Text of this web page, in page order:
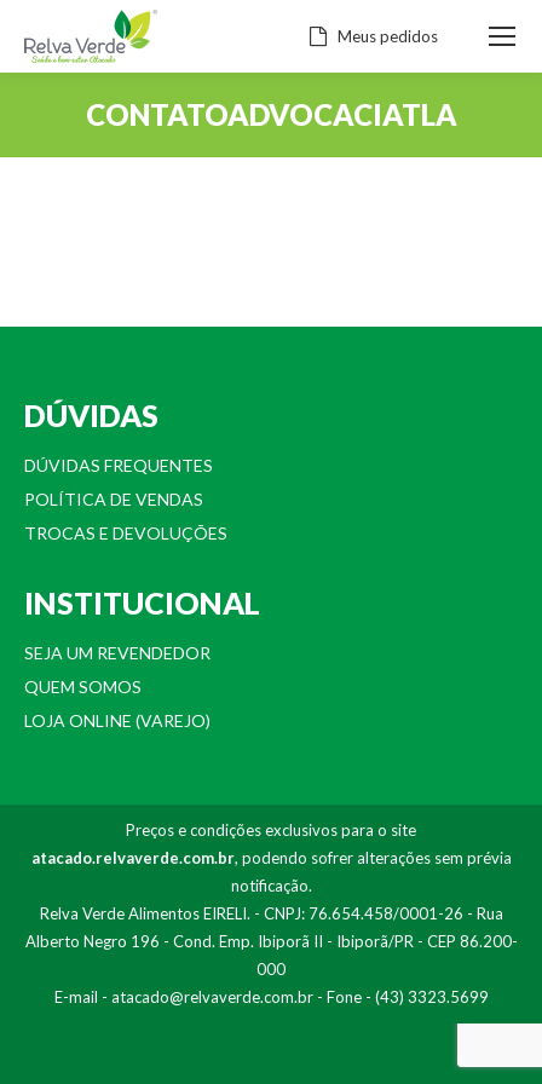
Meus pedidos
CONTATOADVOCACIATLA
DÚVIDAS
DÚVIDAS FREQUENTES
POLÍTICA DE VENDAS
TROCAS E DEVOLUÇÕES
INSTITUCIONAL
SEJA UM REVENDEDOR
QUEM SOMOS
LOJA ONLINE (VAREJO)
Preços e condições exclusivos para o site
atacado.relvaverde.com.br, podendo sofrer alterações sem prévia
notificação.
Relva Verde Alimentos EIRELI. - CNPJ: 76.654.458/0001-26 - Rua
Alberto Negro 196 - Cond. Emp. Ibiporã II - Ibiporã/PR - CEP 86.200-
000
E-mail - atacado@relvaverde.com.br- Fone - (43) 3323.5699